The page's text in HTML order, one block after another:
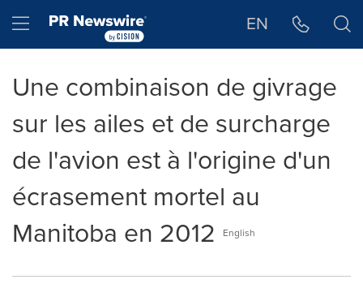
Hamburger menu EN
Une combinaison de givrage
sur les ailes et de surcharge
de l'avion est à l'origine d'un
écrasement mortel au
Manitoba en 2012
English